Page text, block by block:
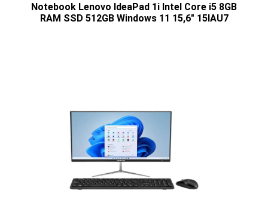
Notebook Lenovo IdeaPad 1i Intel Core i5 8GB
RAM SSD 512GB Windows 11 15,6" 15IAU7